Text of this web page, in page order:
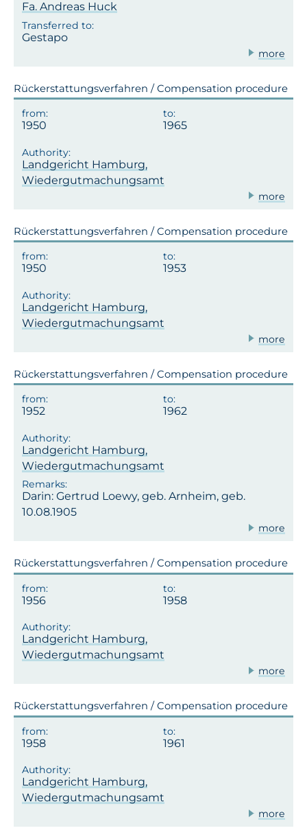
Fa. Andreas Huck
Gestapo
more
Rückerstattungsverfahren / Compensation procedure
1950 1965
Landgericht Hamburg,
Wiedergutmachungsamt
more
Rückerstattungsverfahren / Compensation procedure
1950 1953
Landgericht Hamburg,
Wiedergutmachungsamt
more
Rückerstattungsverfahren / Compensation procedure
1952 1962
Landgericht Hamburg,
Wiedergutmachungsamt
Darin: Gertrud Loewy, geb. Arnheim, geb.
10.08.1905
more
Rückerstattungsverfahren / Compensation procedure
1956 1958
Landgericht Hamburg,
Wiedergutmachungsamt
more
Rückerstattungsverfahren / Compensation procedure
1958 1961
Landgericht Hamburg,
Wiedergutmachungsamt
more